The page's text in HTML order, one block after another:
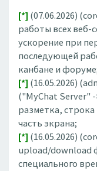
[*] (07.06.2026)
работы всех веб-
ускорение при
последующей
канбане и
[*] (16.05.2026)
("MyChat Server"
разметка,
часть экрана;
[*] (16.05.2026)
upload/download
специального